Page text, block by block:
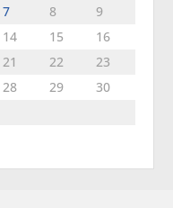
7 8
9
14 15
16
21 22
23
28 29
30